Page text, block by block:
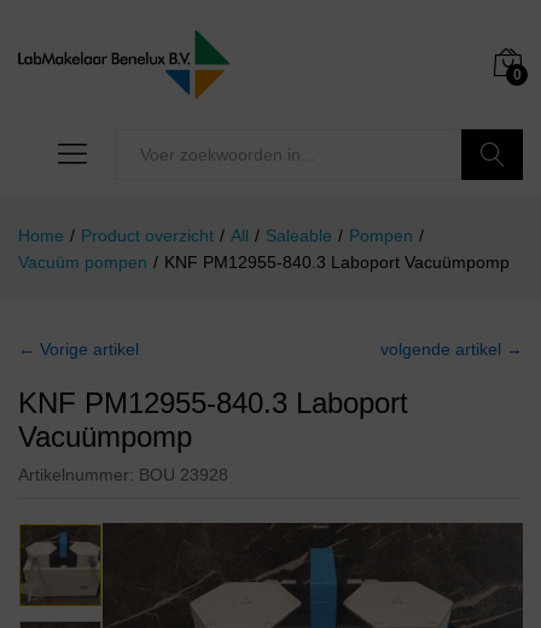
0
Home / Product overzicht / All / Saleable / Pompen /
Vacuüm pompen / KNF PM12955-840.3 Laboport Vacuümpomp
← Vorige artikel volgende artikel →
KNF PM12955-840.3 Laboport
Vacuümpomp
Artikelnummer: BOU 23928